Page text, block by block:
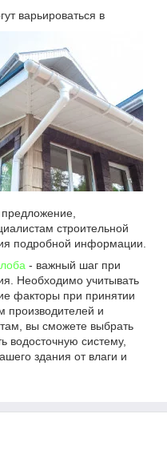
варьироваться в
строительной
подробной информации.
- важный шаг при
Необходимо учитывать
факторы при принятии
производителей и
вы сможете выбрать
водосточную систему,
здания от влаги и